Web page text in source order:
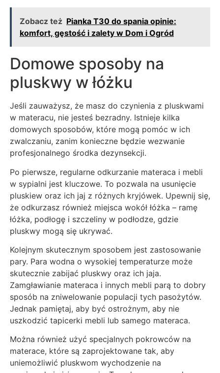
Zobacz też Pianka T30 do spania opinie:
komfort, gęstość i zalety w Dom i Ogród
Domowe sposoby na
pluskwy w łóżku
Jeśli zauważysz, że masz do czynienia z pluskwami
w materacu, nie jesteś bezradny. Istnieje kilka
domowych sposobów, które mogą pomóc w ich
zwalczaniu, zanim konieczne będzie wezwanie
profesjonalnego środka dezynsekcji.
Po pierwsze, regularne odkurzanie materaca i mebli
w sypialni jest kluczowe. To pozwala na usunięcie
pluskiew oraz ich jaj z różnych kryjówek. Upewnij się,
że odkurzasz również miejsca wokół łóżka – ramę
łóżka, podłogę i szczeliny w podłodze, gdzie
pluskwy mogą się ukrywać.
Kolejnym skutecznym sposobem jest zastosowanie
pary. Para wodna o wysokiej temperaturze może
skutecznie zabijać pluskwy oraz ich jaja.
Zamgławianie materaca i innych mebli parą to dobry
sposób na zniwelowanie populacji tych pasożytów.
Jednak pamiętaj, aby być ostrożnym, aby nie
uszkodzić tapicerki mebli lub samego materaca.
Można również użyć specjalnych pokrowców na
materace, które są zaprojektowane tak, aby
uniemożliwić pluskwom wychodzenie na